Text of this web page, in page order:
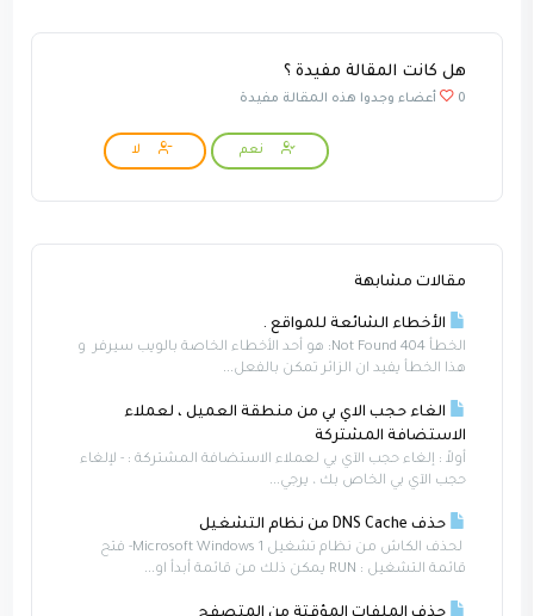
هل كانت المقالة مفيدة ؟
0 أعضاء وجدوا هذه المقالة مفيدة
نعم لا
مقالات مشابهة
الأخطاء الشائعة للمواقع .
الخطأ Not Found 404: هو أحد الأخطاء الخاصة بالويب سيرفر و
هذا الخطأ يفيد ان الزائر تمكن بالفعل...
الغاء حجب الاي بي من منطقة العميل ، لعملاء
الاستضافة المشتركة
أولاً : إلغاء حجب الآي بي لعملاء الاستضافة المشتركة : - لإلغاء
حجب الآي بي الخاص بك ، يرجي...
حذف DNS Cache من نظام التشغيل
لحذف الكاش من نظام تشغيل Microsoft Windows 1- فتح
قائمة التشغيل : RUN يمكن ذلك من قائمة أبدأ او...